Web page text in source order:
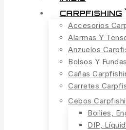
CARPFISHING
Accesorios
Alarmas Y
Anzuelos
Bolsos Y Fundas
Cañas
Carretes
Cebos
Boilies,
DIP,